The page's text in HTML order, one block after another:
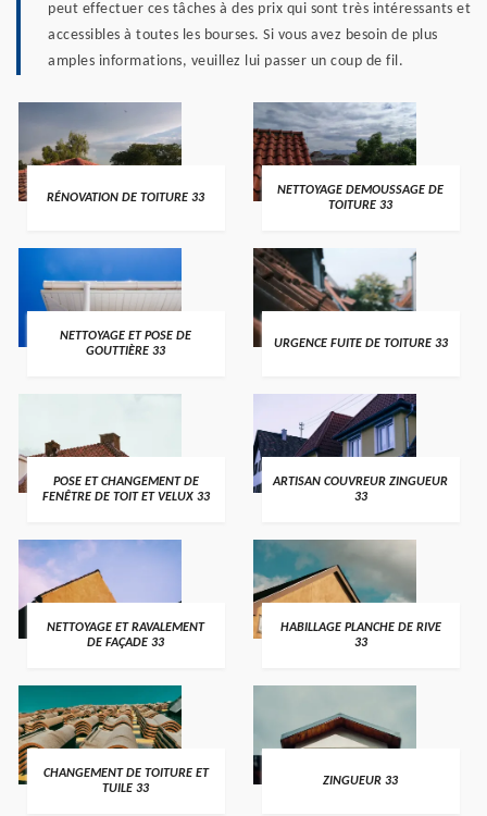
peut effectuer ces tâches à des prix qui sont très intéressants et
accessibles à toutes les bourses. Si vous avez besoin de plus
amples informations, veuillez lui passer un coup de fil.
RÉNOVATION DE TOITURE 33
NETTOYAGE DEMOUSSAGE DE
TOITURE 33
NETTOYAGE ET POSE DE
GOUTTIÈRE 33
URGENCE FUITE DE TOITURE 33
POSE ET CHANGEMENT DE
FENÊTRE DE TOIT ET VELUX 33
ARTISAN COUVREUR ZINGUEUR
33
NETTOYAGE ET RAVALEMENT
DE FAÇADE 33
HABILLAGE PLANCHE DE RIVE
33
CHANGEMENT DE TOITURE ET
TUILE 33
ZINGUEUR 33